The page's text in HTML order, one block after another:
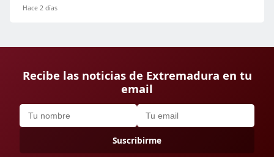
Hace 2 días
Recibe las noticias de Extremadura en tu
email
Suscribirme